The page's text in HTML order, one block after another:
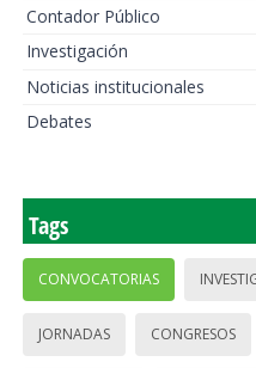
Contador Público
Investigación
Noticias institucionales
Debates
Tags
CONVOCATORIAS
JORNADAS CONGRESOS